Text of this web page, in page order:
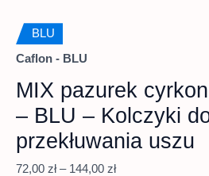
BLU
Caflon - BLU
MIX pazurek
– BLU – Kolczyki
przekłuwania uszu
72,00 zł – 144,00 zł